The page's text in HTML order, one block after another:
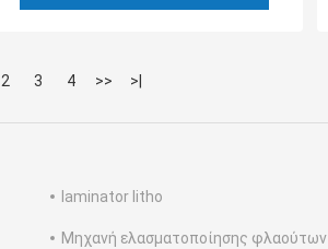
2 3 4 >> >|
laminator litho
Μηχανή ελασματοποίησης φλαούτων